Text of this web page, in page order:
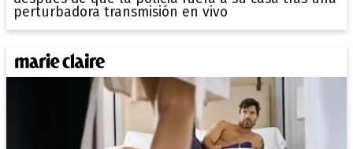
perturbadora transmisión en vivo